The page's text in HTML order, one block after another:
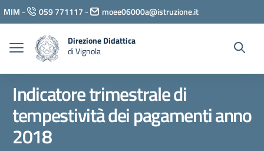
Vai ai contenuti
Vai al menu di navigazione
Vai al footer
MIM - 059 771117 - moee06000a@istruzione.it
Direzione Didattica
di Vignola
Indicatore trimestrale di
tempestività dei pagamenti anno
2018